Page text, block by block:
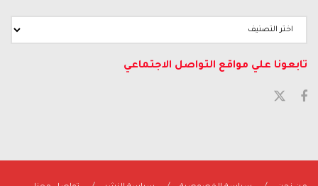
تابعونا علي مواقع التواصل الاجتماعي